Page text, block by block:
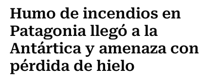
Humo de incendios en
Patagonia llegó a la
Antártica y amenaza con
pérdida de hielo